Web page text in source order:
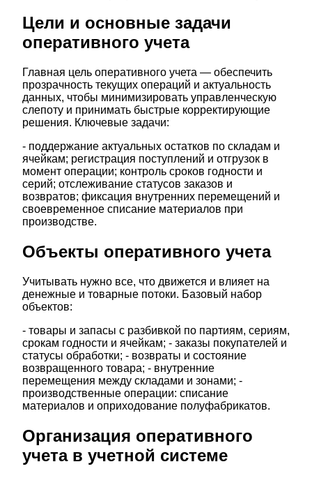
Цели и основные задачи
оперативного учета
Главная цель оперативного учета — обеспечить
прозрачность текущих операций и актуальность
данных, чтобы минимизировать управленческую
слепоту и принимать быстрые корректирующие
решения. Ключевые задачи:
- поддержание актуальных остатков по складам и
ячейкам; регистрация поступлений и отгрузок в
момент операции; контроль сроков годности и
серий; отслеживание статусов заказов и
возвратов; фиксация внутренних перемещений и
своевременное списание материалов при
производстве.
Объекты оперативного учета
Учитывать нужно все, что движется и влияет на
денежные и товарные потоки. Базовый набор
объектов:
- товары и запасы с разбивкой по партиям, сериям,
срокам годности и ячейкам; - заказы покупателей и
статусы обработки; - возвраты и состояние
возвращенного товара; - внутренние
перемещения между складами и зонами; -
производственные операции: списание
материалов и оприходование полуфабрикатов.
Организация оперативного
учета в учетной системе